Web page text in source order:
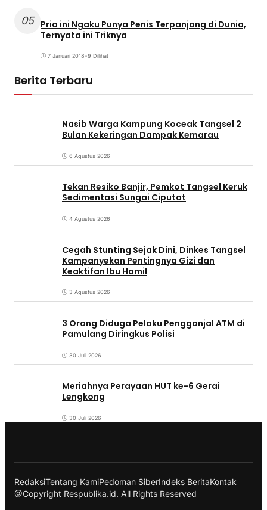
05 Pria ini Ngaku Punya Penis Terpanjang di Dunia,
Ternyata ini Triknya
7 Januari 2018•9 Dilihat
Berita Terbaru
Nasib Warga Kampung Koceak Tangsel 2
Bulan Kekeringan Dampak Kemarau
6 Agustus 2026
Tekan Resiko Banjir, Pemkot Tangsel Keruk
Sedimentasi Sungai Ciputat
4 Agustus 2026
Cegah Stunting Sejak Dini, Dinkes Tangsel
Kampanyekan Pentingnya Gizi dan
Keaktifan Ibu Hamil
3 Agustus 2026
3 Orang Diduga Pelaku Pengganjal ATM di
Pamulang Diringkus Polisi
30 Juli 2026
Meriahnya Perayaan HUT ke-6 Gerai
Lengkong
30 Juli 2026
RedaksiTentang KamiPedoman SiberIndeks BeritaKontak
@Copyright Respublika.id. All Rights Reserved